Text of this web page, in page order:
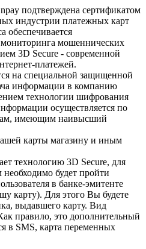
подтверждена сертификатом
индустрии платежных карт
обеспечивается
мошеннических
3D Secure - современной
платежей.
на специальной защищенной
информации в компанию
технологии шифрования
осуществляется по
имеющим наивысший
карты магазину и иным
технологию 3D Secure, для
будет пройти
в банке-эмитенте
карту). Для этого Вы будете
выдавшего карту. Вид
правило, это дополнительный
в SMS, карта переменных